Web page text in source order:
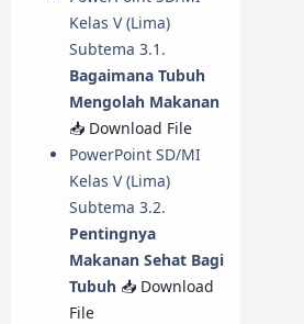
Kelas V (Lima)
Subtema 3.1.
Bagaimana Tubuh
Mengolah Makanan
📥 Download File
PowerPoint SD/MI
Kelas V (Lima)
Subtema 3.2.
Pentingnya
Makanan Sehat Bagi
Tubuh 📥 Download
File